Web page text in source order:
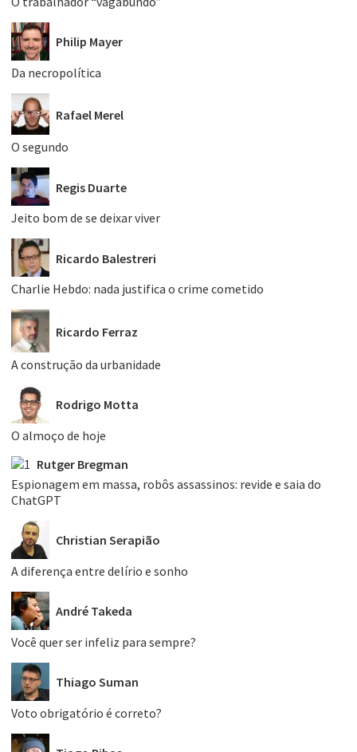
Philip Mayer
Da necropolítica
Rafael Merel
O segundo
Regis Duarte
Jeito bom de se deixar viver
Ricardo Balestreri
Charlie Hebdo: nada justifica o crime cometido
Ricardo Ferraz
A construção da urbanidade
Rodrigo Motta
O almoço de hoje
Rutger Bregman
Espionagem em massa, robôs assassinos: revide e saia do
ChatGPT
Christian Serapião
A diferença entre delírio e sonho
André Takeda
Você quer ser infeliz para sempre?
Thiago Suman
Voto obrigatório é correto?